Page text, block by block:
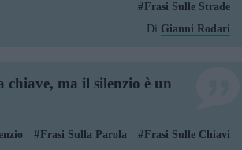
Frasi Sulle Strade
Di Gianni Rodari
chiave, ma il silenzio è un
Frasi Sulla Parola
Frasi Sulle Chiavi